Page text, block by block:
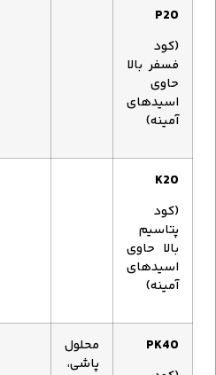
P20
(کود
فسفر بالا
حاوی
اسیدهای
آمینه)
K20
(کود
پتاسیم
بالا حاوی
اسیدهای
آمینه)
PK40
محلول
پاشی،